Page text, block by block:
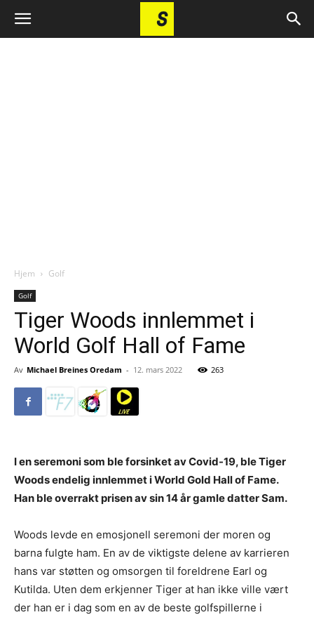
Hjem Golf
Golf
Tiger Woods innlemmet i
World Golf Hall of Fame
Av Michael Breines Oredam - 12. mars 2022 263
I en seremoni som ble forsinket av Covid-19, ble Tiger
Woods endelig innlemmet i World Gold Hall of Fame.
Han ble overrakt prisen av sin 14 år gamle datter Sam.
Woods levde en emosjonell seremoni der moren og
barna fulgte ham. En av de viktigste delene av karrieren
hans var støtten og omsorgen til foreldrene Earl og
Kutilda. Uten dem erkjenner Tiger at han ikke ville vært
der han er i dag som en av de beste golfspillerne i